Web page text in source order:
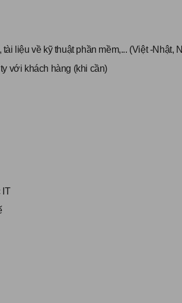
liệu về kỹ thuật phần mềm,... (Việt -Nhật,
với khách hàng (khi cần)
IT